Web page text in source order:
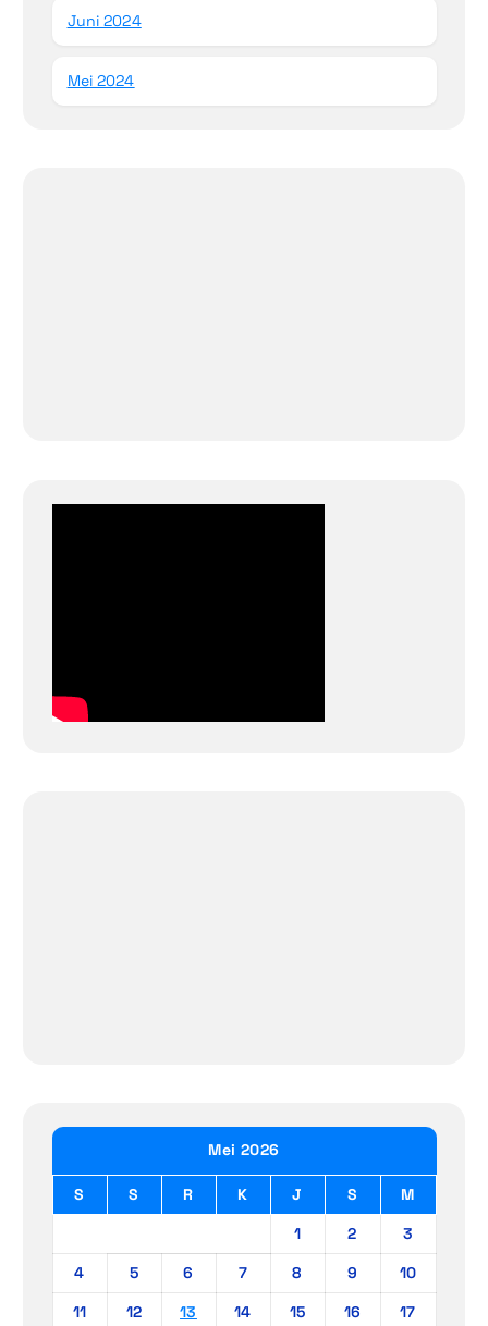
Juni 2024
Mei 2024
Mei 2026
S S R K J S
M
1
2
3
4
5 6 7 8 9
10
11
12 13 14 15 16
17